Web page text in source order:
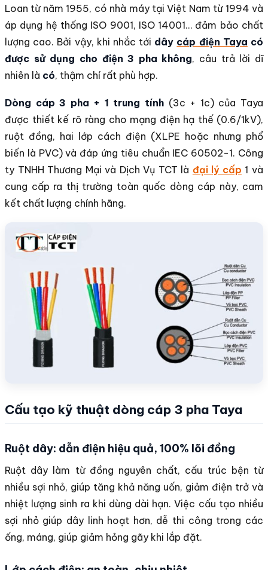
Loan từ năm 1955, có nhà máy tại Việt Nam từ 1994 và
áp dụng hệ thống ISO 9001, ISO 14001… đảm bảo chất
lượng cao. Bởi vậy, khi nhắc tới dây cáp điện Taya có
được sử dụng cho điện 3 pha không, câu trả lời dĩ
nhiên là có, thậm chí rất phù hợp.
Dòng cáp 3 pha + 1 trung tính (3c + 1c) của Taya
được thiết kế rõ ràng cho mạng điện hạ thế (0.6/1kV),
ruột đồng, hai lớp cách điện (XLPE hoặc nhưng phổ
biến là PVC) và đáp ứng tiêu chuẩn IEC 60502-1. Công
ty TNHH Thương Mại và Dịch Vụ TCT là đại lý cấp 1 và
cung cấp ra thị trường toàn quốc dòng cáp này, cam
kết chất lượng chính hãng.
Cấu tạo kỹ thuật dòng cáp 3 pha Taya
Ruột dây: dẫn điện hiệu quả, 100% lõi đồng
Ruột dây làm từ đồng nguyên chất, cấu trúc bện từ
nhiều sợi nhỏ, giúp tăng khả năng uốn, giảm điện trở và
nhiệt lượng sinh ra khi dùng dài hạn. Việc cấu tạo nhiều
sợi nhỏ giúp dây linh hoạt hơn, dễ thi công trong các
ống, máng, giúp giảm hỏng gãy khi lắp đặt.